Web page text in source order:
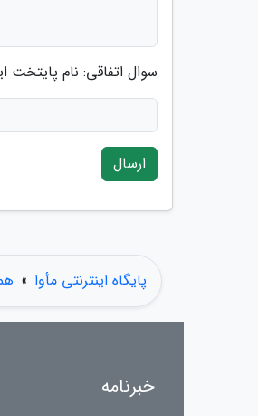
سوال اتفاقی: نام
ارسال
پایگاه اینترنتی مأوا »
خبرنامه